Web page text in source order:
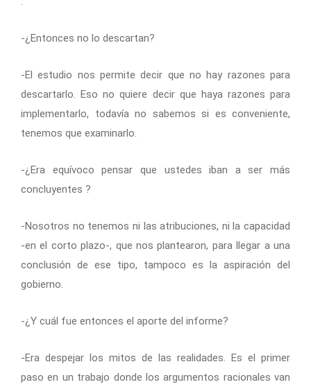
-¿Entonces no lo descartan?
-El estudio nos permite decir que no hay razones para
descartarlo. Eso no quiere decir que haya razones para
implementarlo, todavía no sabemos si es conveniente,
tenemos que examinarlo.
-¿Era equívoco pensar que ustedes iban a ser más
concluyentes ?
-Nosotros no tenemos ni las atribuciones, ni la capacidad
-en el corto plazo-, que nos plantearon, para llegar a una
conclusión de ese tipo, tampoco es la aspiración del
gobierno.
-¿Y cuál fue entonces el aporte del informe?
-Era despejar los mitos de las realidades. Es el primer
paso en un trabajo donde los argumentos racionales van